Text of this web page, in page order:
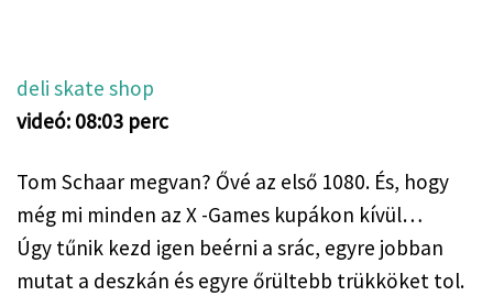
deli skate shop
videó: 08:03 perc
Tom Schaar megvan? Ővé az első 1080. És, hogy
még mi minden az X -Games kupákon kívül…
Úgy tűnik kezd igen beérni a srác, egyre jobban
mutat a deszkán és egyre őrültebb trükköket tol.